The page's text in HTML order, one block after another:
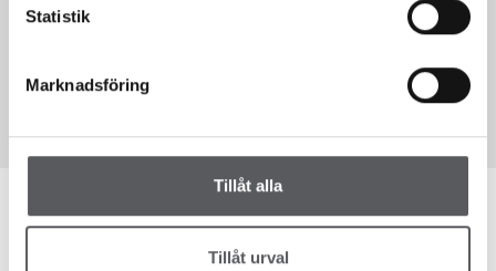
Statistik
Marknadsföring
Tillåt alla
Tillåt urval